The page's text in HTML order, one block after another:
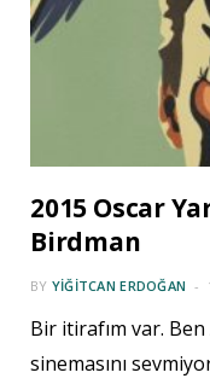
2015 Oscar
Birdman
BY YIĞITCAN ERDOĞAN
Bir itirafım var.
sinemasını